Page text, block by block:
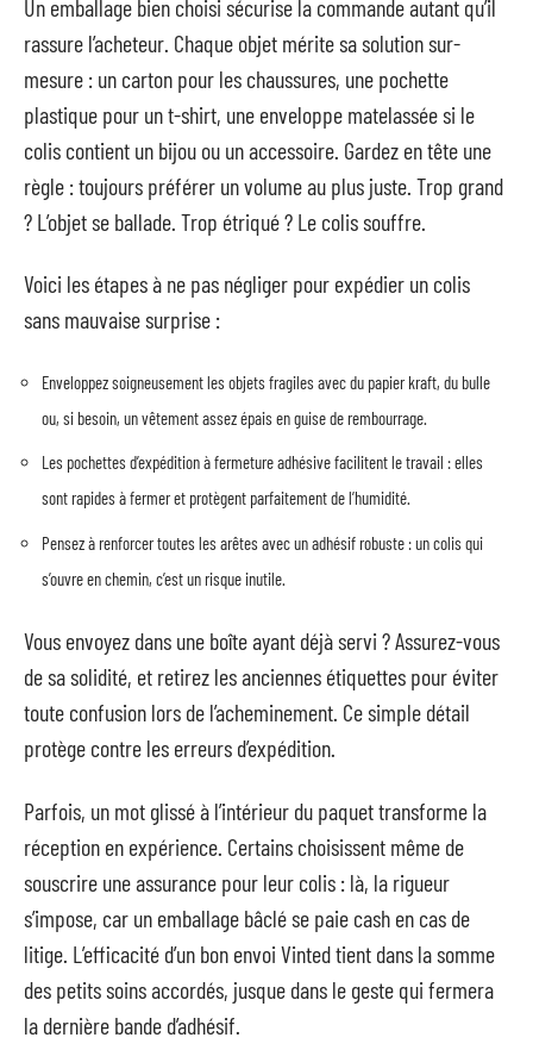
Un emballage bien choisi sécurise la commande autant qu’il
rassure l’acheteur. Chaque objet mérite sa solution sur-
mesure : un carton pour les chaussures, une pochette
plastique pour un t-shirt, une enveloppe matelassée si le
colis contient un bijou ou un accessoire. Gardez en tête une
règle : toujours préférer un volume au plus juste. Trop grand
? L’objet se ballade. Trop étriqué ? Le colis souffre.
Voici les étapes à ne pas négliger pour expédier un colis
sans mauvaise surprise :
Enveloppez soigneusement les objets fragiles avec du papier kraft, du bulle
ou, si besoin, un vêtement assez épais en guise de rembourrage.
Les pochettes d’expédition à fermeture adhésive facilitent le travail : elles
sont rapides à fermer et protègent parfaitement de l’humidité.
Pensez à renforcer toutes les arêtes avec un adhésif robuste : un colis qui
s’ouvre en chemin, c’est un risque inutile.
Vous envoyez dans une boîte ayant déjà servi ? Assurez-vous
de sa solidité, et retirez les anciennes étiquettes pour éviter
toute confusion lors de l’acheminement. Ce simple détail
protège contre les erreurs d’expédition.
Parfois, un mot glissé à l’intérieur du paquet transforme la
réception en expérience. Certains choisissent même de
souscrire une assurance pour leur colis : là, la rigueur
s’impose, car un emballage bâclé se paie cash en cas de
litige. L’efficacité d’un bon envoi Vinted tient dans la somme
des petits soins accordés, jusque dans le geste qui fermera
la dernière bande d’adhésif.